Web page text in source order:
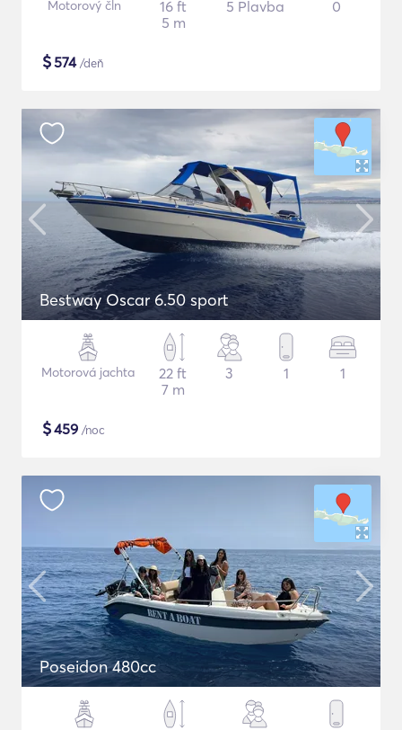
Motorový čln
16 ft
5 m
5 Plavba 0
$574/deň
Bestway Oscar 6.50 sport
Motorová jachta
22 ft
7 m
3 1 1
$459 /noc
Poseidon 480cc